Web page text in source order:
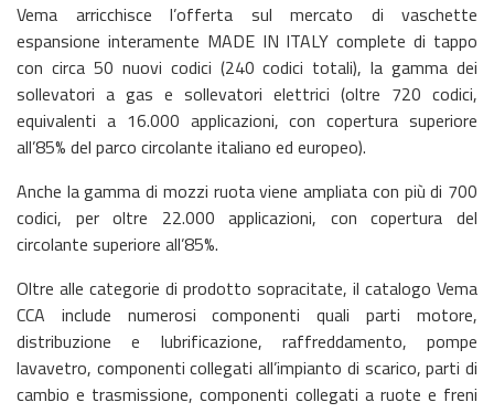
Vema arricchisce l’offerta sul mercato di vaschette
espansione interamente MADE IN ITALY complete di tappo
con circa 50 nuovi codici (240 codici totali), la gamma dei
sollevatori a gas e sollevatori elettrici (oltre 720 codici,
equivalenti a 16.000 applicazioni, con copertura superiore
all’85% del parco circolante italiano ed europeo).
Anche la gamma di mozzi ruota viene ampliata con più di 700
codici, per oltre 22.000 applicazioni, con copertura del
circolante superiore all’85%.
Oltre alle categorie di prodotto sopracitate, il catalogo Vema
CCA include numerosi componenti quali parti motore,
distribuzione e lubrificazione, raffreddamento, pompe
lavavetro, componenti collegati all’impianto di scarico, parti di
cambio e trasmissione, componenti collegati a ruote e freni